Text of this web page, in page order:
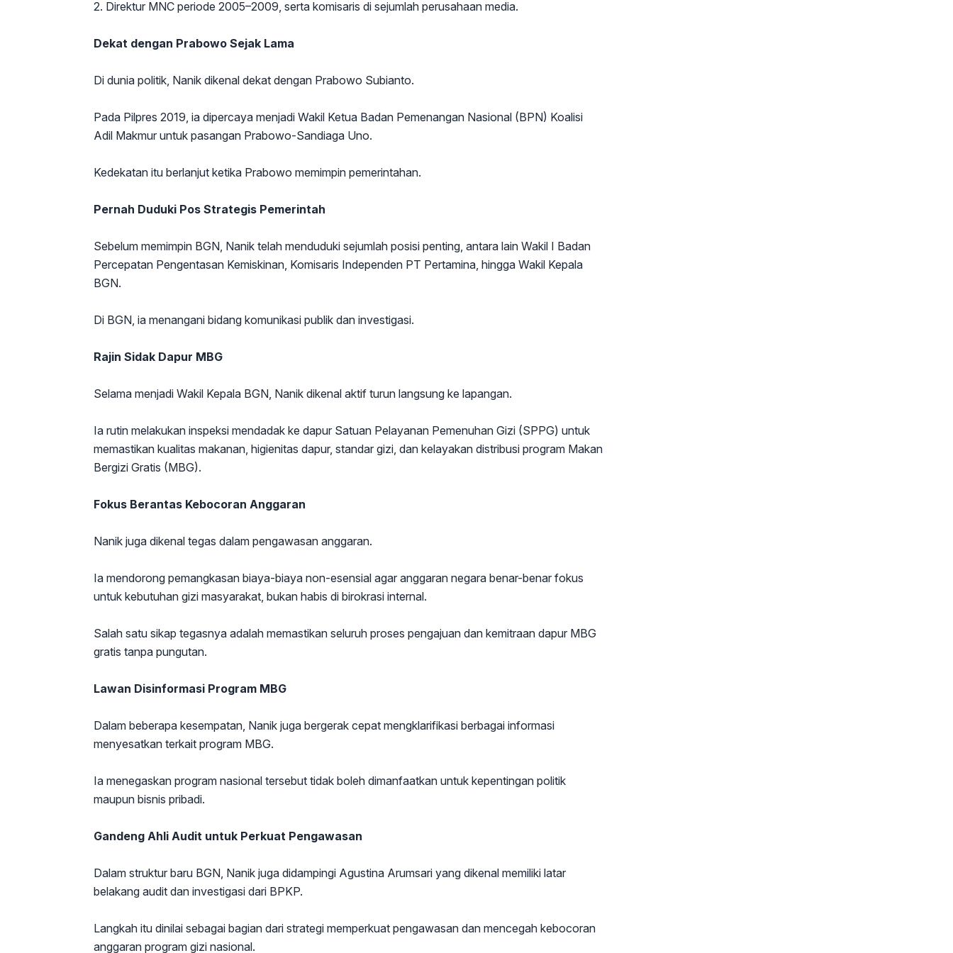
2. Direktur MNC periode 2005–2009, serta komisaris di sejumlah perusahaan media.
Dekat dengan Prabowo Sejak Lama
Di dunia politik, Nanik dikenal dekat dengan Prabowo Subianto.
Pada Pilpres 2019, ia dipercaya menjadi Wakil Ketua Badan Pemenangan Nasional (BPN) Koalisi
Adil Makmur untuk pasangan Prabowo-Sandiaga Uno.
Kedekatan itu berlanjut ketika Prabowo memimpin pemerintahan.
Pernah Duduki Pos Strategis Pemerintah
Sebelum memimpin BGN, Nanik telah menduduki sejumlah posisi penting, antara lain Wakil I Badan
Percepatan Pengentasan Kemiskinan, Komisaris Independen PT Pertamina, hingga Wakil Kepala
BGN.
Di BGN, ia menangani bidang komunikasi publik dan investigasi.
Rajin Sidak Dapur MBG
Selama menjadi Wakil Kepala BGN, Nanik dikenal aktif turun langsung ke lapangan.
Ia rutin melakukan inspeksi mendadak ke dapur Satuan Pelayanan Pemenuhan Gizi (SPPG) untuk
memastikan kualitas makanan, higienitas dapur, standar gizi, dan kelayakan distribusi program Makan
Bergizi Gratis (MBG).
Fokus Berantas Kebocoran Anggaran
Nanik juga dikenal tegas dalam pengawasan anggaran.
Ia mendorong pemangkasan biaya-biaya non-esensial agar anggaran negara benar-benar fokus
untuk kebutuhan gizi masyarakat, bukan habis di birokrasi internal.
Salah satu sikap tegasnya adalah memastikan seluruh proses pengajuan dan kemitraan dapur MBG
gratis tanpa pungutan.
Lawan Disinformasi Program MBG
Dalam beberapa kesempatan, Nanik juga bergerak cepat mengklarifikasi berbagai informasi
menyesatkan terkait program MBG.
Ia menegaskan program nasional tersebut tidak boleh dimanfaatkan untuk kepentingan politik
maupun bisnis pribadi.
Gandeng Ahli Audit untuk Perkuat Pengawasan
Dalam struktur baru BGN, Nanik juga didampingi Agustina Arumsari yang dikenal memiliki latar
belakang audit dan investigasi dari BPKP.
Langkah itu dinilai sebagai bagian dari strategi memperkuat pengawasan dan mencegah kebocoran
anggaran program gizi nasional.